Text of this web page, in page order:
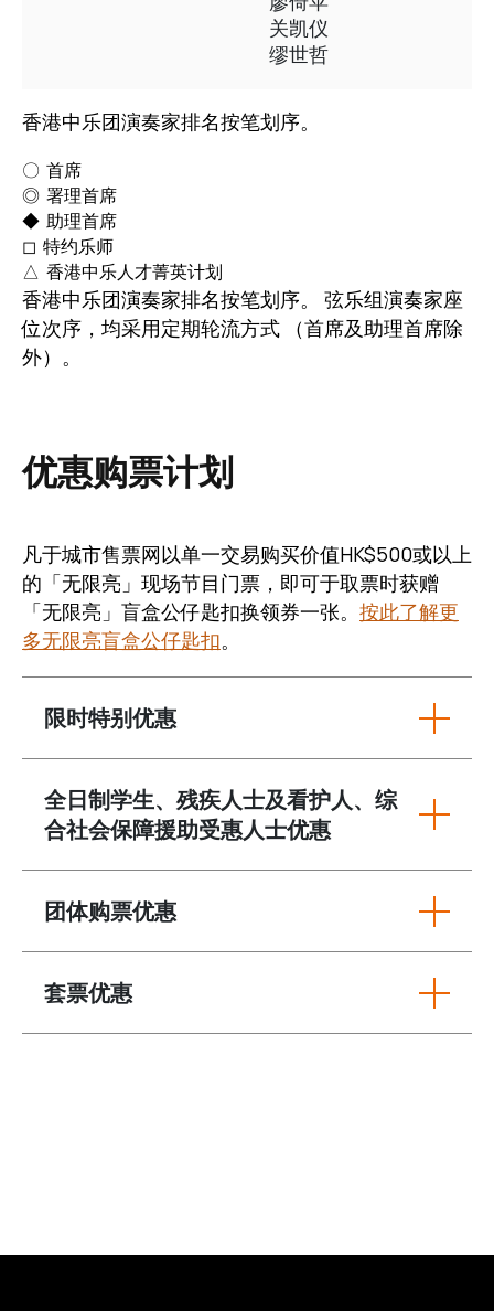
关凯仪
缪世哲
香港中乐团演奏家排名按笔划序。
〇 首席
◎ 署理首席
◆ 助理首席
◻ 特约乐师
△ 香港中乐人才菁英计划
香港中乐团演奏家排名按笔划序。 弦乐组演奏家座
位次序，均采用定期轮流方式 （首席及助理首席除
外）。
优惠购票计划
凡于城市售票网以单一交易购买价值HK$500或以上
的「无限亮」现场节目门票，即可于取票时获赠
「无限亮」盲盒公仔匙扣换领券一张。 按此了解更
多无限亮盲盒公仔匙扣。
限时特别优惠
全日制学生、残疾人士及看护人、综
合社会保障援助受惠人士优惠
团体购票优惠
套票优惠